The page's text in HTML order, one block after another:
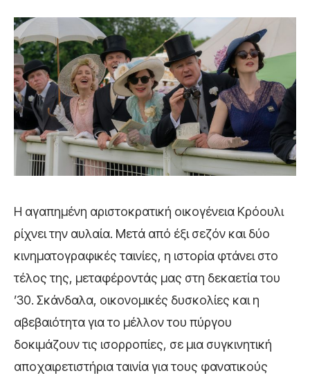
Η αγαπημένη αριστοκρατική οικογένεια Κρόουλι
ρίχνει την αυλαία. Μετά από έξι σεζόν και δύο
κινηματογραφικές ταινίες, η ιστορία φτάνει στο
τέλος της, μεταφέροντάς μας στη δεκαετία του
’30. Σκάνδαλα, οικονομικές δυσκολίες και η
αβεβαιότητα για το μέλλον του πύργου
δοκιμάζουν τις ισορροπίες, σε μια συγκινητική
αποχαιρετιστήρια ταινία για τους φανατικούς